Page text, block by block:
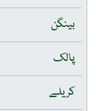
بینگن
پالک
کریلے